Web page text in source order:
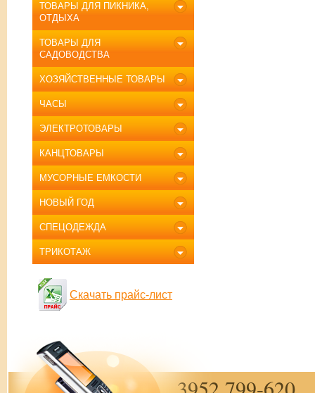
ТОВАРЫ ДЛЯ ПИКНИКА,
ОТДЫХА
ТОВАРЫ ДЛЯ
САДОВОДСТВА
ХОЗЯЙСТВЕННЫЕ ТОВАРЫ
ЧАСЫ
ЭЛЕКТРОТОВАРЫ
КАНЦТОВАРЫ
МУСОРНЫЕ ЕМКОСТИ
НОВЫЙ ГОД
СПЕЦОДЕЖДА
ТРИКОТАЖ
Скачать прайс-лист